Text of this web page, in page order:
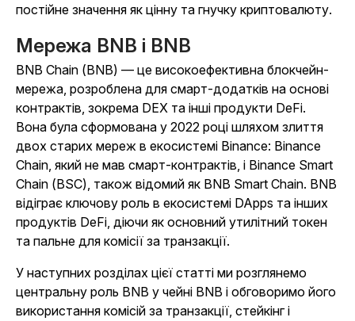
постійне значення як цінну та гнучку криптовалюту.
Мережа BNB і BNB
BNB Chain (BNB) — це високоефективна блокчейн-
мережа, розроблена для смарт-додатків на основі
контрактів, зокрема DEX та інші продукти DeFi.
Вона була сформована у 2022 році шляхом злиття
двох старих мереж в екосистемі Binance: Binance
Chain, який не мав смарт-контрактів, і Binance Smart
Chain (BSC), також відомий як BNB Smart Chain. BNB
відіграє ключову роль в екосистемі DApps та інших
продуктів DeFi, діючи як основний утилітний токен
та пальне для комісії за транзакції.
У наступних розділах цієї статті ми розглянемо
центральну роль BNB у чейні BNB і обговоримо його
використання комісій за транзакції, стейкінг і